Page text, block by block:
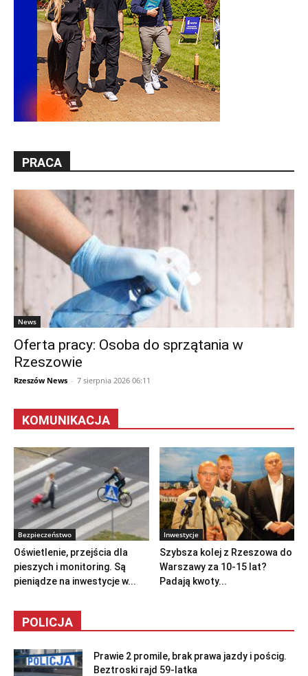
PRACA
News
Oferta pracy: Osoba do sprzątania w
Rzeszowie
Rzeszów News - 7 sierpnia 2026 06:11
KOMUNIKACJA
Bezpieczeństwo
Oświetlenie, przejścia dla
pieszych i monitoring. Są
pieniądze na inwestycje w...
Inwestycje
Szybsza kolej z Rzeszowa do
Warszawy za 10-15 lat?
Padają kwoty...
POLICJA
Prawie 2 promile, brak prawa jazdy i pościg.
Beztroski rajd 59-latka